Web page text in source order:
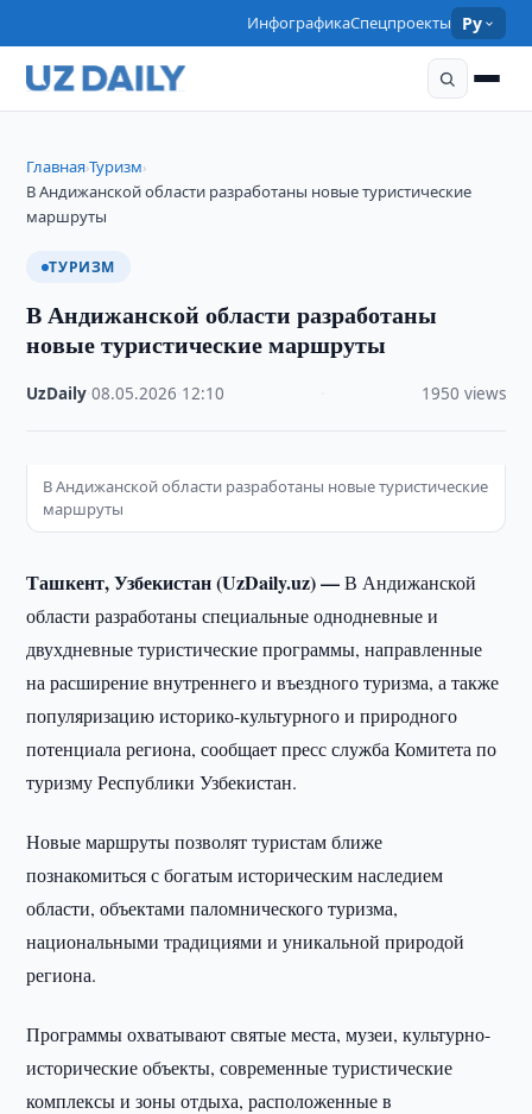
ИнфографикаСпецпроекты Ру
Главная›Туризм›
В Андижанской области разработаны новые туристические
маршруты
ТУРИЗМ
В Андижанской области разработаны
новые туристические маршруты
UzDaily ·08.05.2026 12:10 1950 views
В Андижанской области разработаны новые туристические
маршруты
Ташкент, Узбекистан (UzDaily.uz) —В Андижанской
области разработаны специальные однодневные и
двухдневные туристические программы, направленные
на расширение внутреннего и въездного туризма, а также
популяризацию историко-культурного и природного
потенциала региона, сообщает пресс служба Комитета по
туризму Республики Узбекистан.
Новые маршруты позволят туристам ближе
познакомиться с богатым историческим наследием
области, объектами паломнического туризма,
национальными традициями и уникальной природой
региона.
Программы охватывают святые места, музеи, культурно-
исторические объекты, современные туристические
комплексы и зоны отдыха, расположенные в